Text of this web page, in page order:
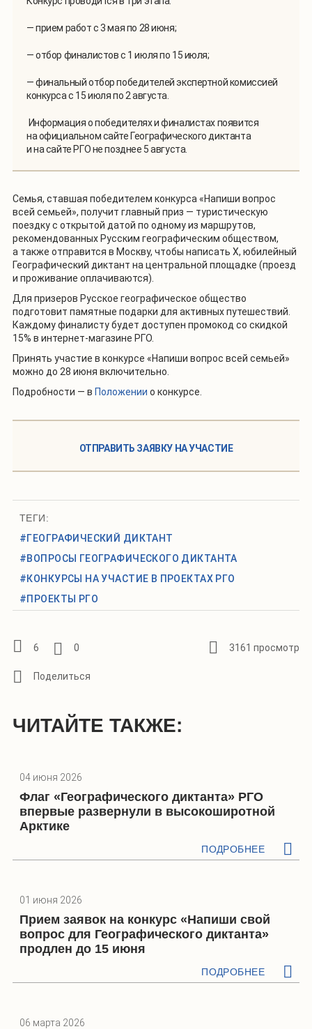
— прием работ с 3 мая по 28 июня;
— отбор финалистов с 1 июля по 15 июля;
— финальный отбор победителей экспертной комиссией
конкурса с 15 июля по 2 августа.
Информация о победителях и финалистах появится
на официальном сайте Географического диктанта
и на сайте РГО не позднее 5 августа.
Семья, ставшая победителем конкурса «Напиши вопрос
всей семьей», получит главный приз — туристическую
поездку с открытой датой по одному из маршрутов,
рекомендованных Русским географическим обществом,
а также отправится в Москву, чтобы написать X, юбилейный
Географический диктант на центральной площадке (проезд
и проживание оплачиваются).
Для призеров Русское географическое общество
подготовит памятные подарки для активных путешествий.
Каждому финалисту будет доступен промокод со скидкой
15% в интернет-магазине РГО.
Принять участие в конкурсе «Напиши вопрос всей семьей»
можно до 28 июня включительно.
Подробности — в Положении о конкурсе.
ОТПРАВИТЬ ЗАЯВКУ НА УЧАСТИЕ
ТЕГИ:
#ГЕОГРАФИЧЕСКИЙ ДИКТАНТ
#ВОПРОСЫ ГЕОГРАФИЧЕСКОГО ДИКТАНТА
#КОНКУРСЫ НА УЧАСТИЕ В ПРОЕКТАХ РГО
#ПРОЕКТЫ РГО
6 0 3161 просмотр
ЧИТАЙТЕ ТАКЖЕ:
04 июня 2026
Флаг «Географического диктанта» РГО
впервые развернули в высокоширотной
Арктике
ПОДРОБНЕЕ
01 июня 2026
Прием заявок на конкурс «Напиши свой
вопрос для Географического диктанта»
продлен до 15 июня
ПОДРОБНЕЕ
06 марта 2026